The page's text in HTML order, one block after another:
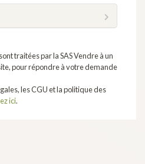
traitées par la SAS Vendre à un
pour répondre à votre demande
les CGU et la politique des
ici.